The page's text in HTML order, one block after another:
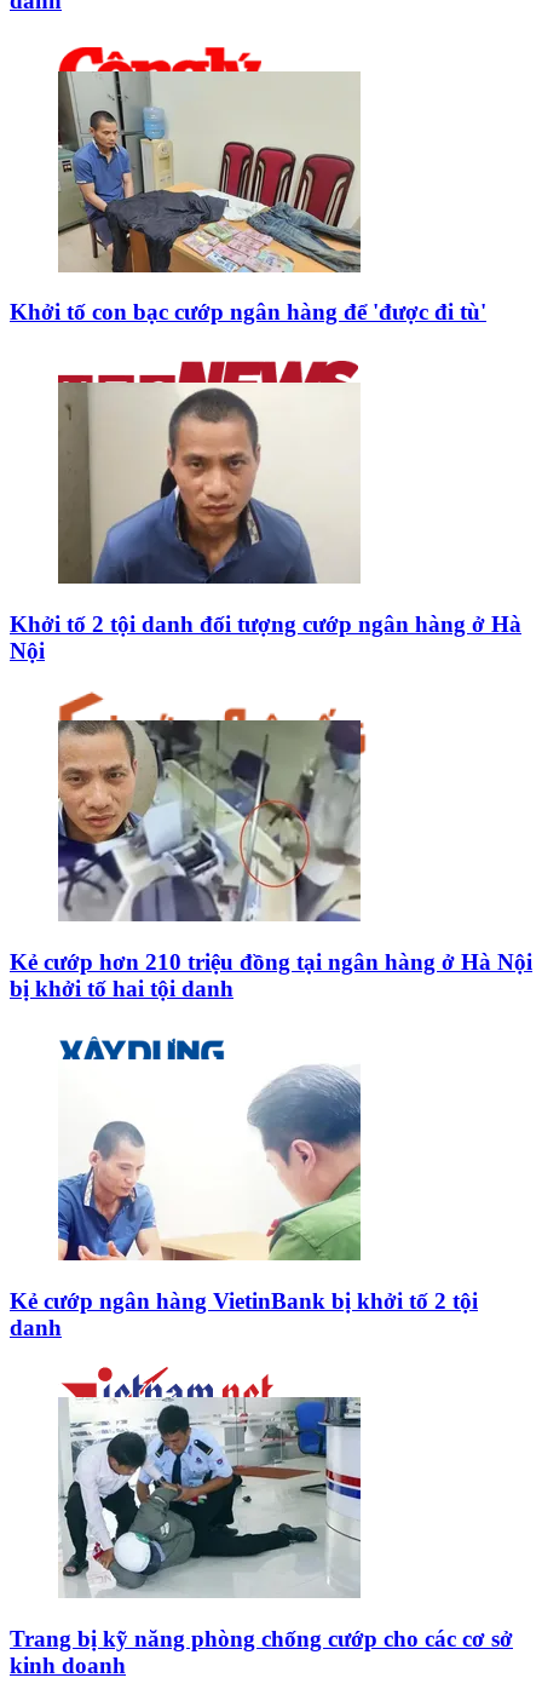
Khởi tố con bạc cướp ngân hàng để 'được đi tù'
Khởi tố 2 tội danh đối tượng cướp ngân hàng ở Hà
Nội
Kẻ cướp hơn 210 triệu đồng tại ngân hàng ở Hà Nội
bị khởi tố hai tội danh
Kẻ cướp ngân hàng VietinBank bị khởi tố 2 tội
danh
Trang bị kỹ năng phòng chống cướp cho các cơ sở
kinh doanh